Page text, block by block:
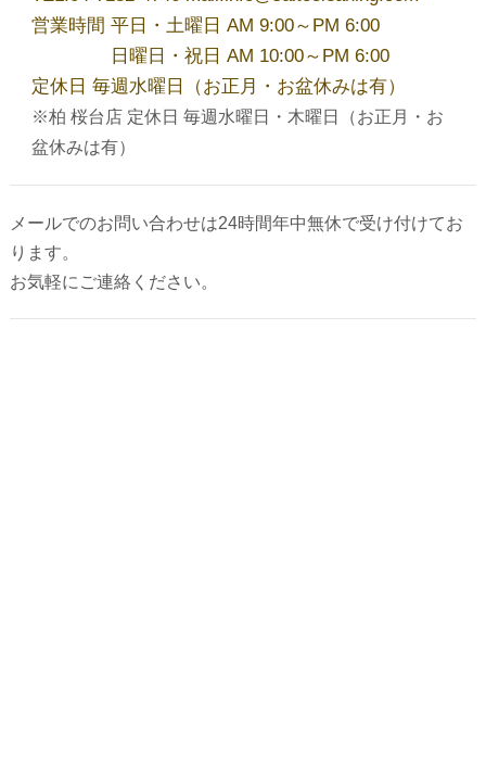
今年も開催！毛布・布団キャンペーン
ゴールデンウィーク営業のお知らせ
アーカイブ
2026年8月
営業時間 平日・土曜日 AM 9:00～PM 6:00
日曜日・祝日 AM 10:00～PM 6:00
定休日 毎週水曜日（お正月・お盆休みは有）
※柏 桜台店 定休日 毎週水曜日・木曜日（お正月・お
盆休みは有）
メールでのお問い合わせは24時間年中無休で受け付けてお
ります。
お気軽にご連絡ください。